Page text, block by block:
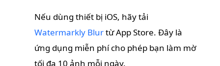
Nếu dùng thiết bị iOS, hãy tải
Watermarkly Blurtừ App Store. Đây là
ứng dụng miễn phí cho phép bạn làm mờ
tối đa 10 ảnh mỗi ngày.